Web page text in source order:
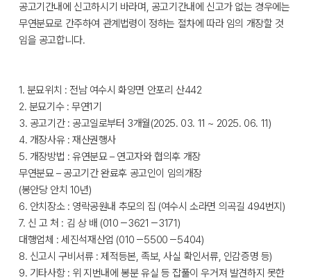
공고기간내에 신고하시기 바라며, 공고기간내에 신고가 없는 경우에는
무연분묘로 간주하여 관계법령이 정하는 절차에 따라 임의 개장할 것
임을 공고합니다.
1. 분묘위치 : 전남 여수시 화양면 안포리 산442
2. 분묘기수 : 무연1기
3. 공고기간 : 공고일로부터 3개월(2025. 03. 11 ~ 2025. 06. 11)
4. 개장사유 : 재산권행사
5. 개장방법 : 유연분묘 – 연고자와 협의후 개장
무연분묘 – 공고기간 완료후 공고인이 임의개장
(봉안당 안치 10년)
6. 안치장소 : 영락공원내 추모의 집 (여수시 소라면 의곡길 494번지)
7. 신 고 처 : 김 상 배 (010－3621－3171)
대행업체 : 세진석재산업 (010－5500－5404)
8. 신고시 구비서류 : 제적등본, 족보, 사실 확인서류, 인감증명 등)
9. 기타사항 : 위 지번내에 봉분 유실 등 잡풀이 우거져 발견하지 못한